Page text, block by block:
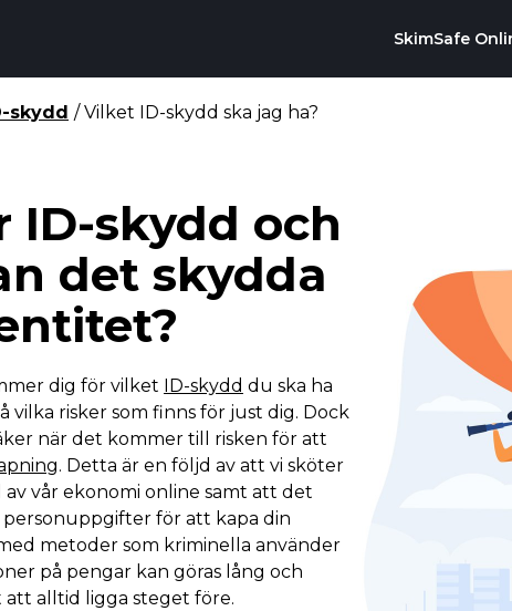
SkimSafe
skydd / Vilket ID-skydd ska jag ha?
ID-skydd och
det skydda
dig för vilket ID-skydd du ska ha
vilka risker som finns för just dig. Dock
när det kommer till risken för att
. Detta är en följd av att vi sköter
vår ekonomi online samt att det
personuppgifter för att kapa din
metoder som kriminella använder
på pengar kan göras lång och
alltid ligga steget före.